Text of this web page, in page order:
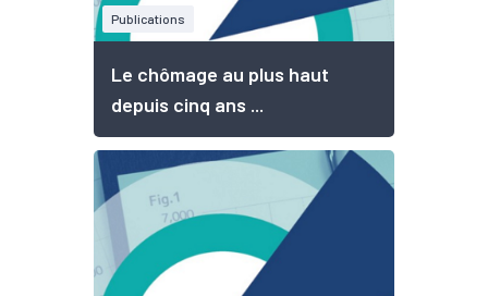
Publications
Le chômage au plus haut
depuis cinq ans ...